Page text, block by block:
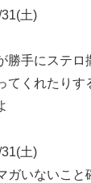
土)
勝手にステロ
てくれたりす
土)
ガいないこと